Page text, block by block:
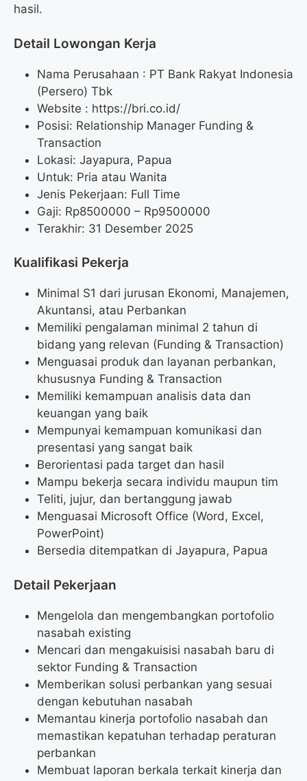
hasil.
Detail Lowongan Kerja
Nama Perusahaan : PT Bank Rakyat Indonesia
(Persero) Tbk
Website : https://bri.co.id/
Posisi: Relationship Manager Funding &
Transaction
Lokasi: Jayapura, Papua
Untuk: Pria atau Wanita
Jenis Pekerjaan: Full Time
Gaji: Rp8500000 – Rp9500000
Terakhir: 31 Desember 2025
Kualifikasi Pekerja
Minimal S1 dari jurusan Ekonomi, Manajemen,
Akuntansi, atau Perbankan
Memiliki pengalaman minimal 2 tahun di
bidang yang relevan (Funding & Transaction)
Menguasai produk dan layanan perbankan,
khususnya Funding & Transaction
Memiliki kemampuan analisis data dan
keuangan yang baik
Mempunyai kemampuan komunikasi dan
presentasi yang sangat baik
Berorientasi pada target dan hasil
Mampu bekerja secara individu maupun tim
Teliti, jujur, dan bertanggung jawab
Menguasai Microsoft Office (Word, Excel,
PowerPoint)
Bersedia ditempatkan di Jayapura, Papua
Detail Pekerjaan
Mengelola dan mengembangkan portofolio
nasabah existing
Mencari dan mengakuisisi nasabah baru di
sektor Funding & Transaction
Memberikan solusi perbankan yang sesuai
dengan kebutuhan nasabah
Memantau kinerja portofolio nasabah dan
memastikan kepatuhan terhadap peraturan
perbankan
Membuat laporan berkala terkait kinerja dan